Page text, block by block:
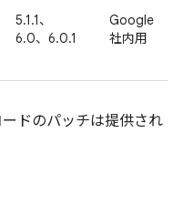
5.1.1、
6.0、6.0.1
Google
社内用
ドのパッチは提供され